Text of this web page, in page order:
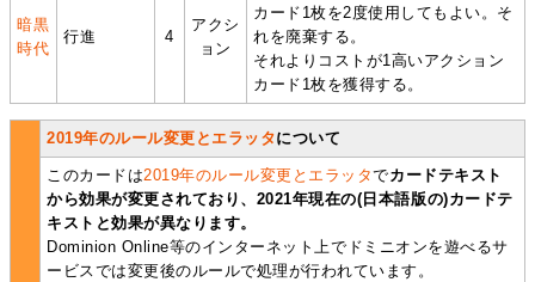
暗黒
時代
行進 4
アクシ
ョン
カード1枚を2度使用してもよい。そ
れを廃棄する。
それよりコストが1高いアクション
カード1枚を獲得する。
2019年のルール変更とエラッタについて
このカードは2019年のルール変更とエラッタでカードテキスト
から効果が変更されており、2021年現在の(日本語版の)カードテ
キストと効果が異なります。
Dominion Online等のインターネット上でドミニオンを遊べるサ
ービスでは変更後のルールで処理が行われています。